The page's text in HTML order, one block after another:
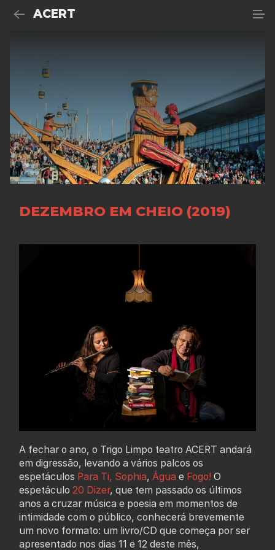
ACERT
DEZEMBRO EM CHEIO (2019)
A fechar o ano, o Trigo Limpo teatro ACERT andará
em digressão, levando a vários palcos os
espetáculos Para Ti, Sophia, Água e Fogo! O
espetáculo 20 Dizer, que tem passado os últimos
anos a cruzar música e poesia em momentos de
intimidade com o público, conhecerá brevemente
um novo formato: um livro/CD que começa por ser
apresentado nos dias 11 e 12 deste mês,